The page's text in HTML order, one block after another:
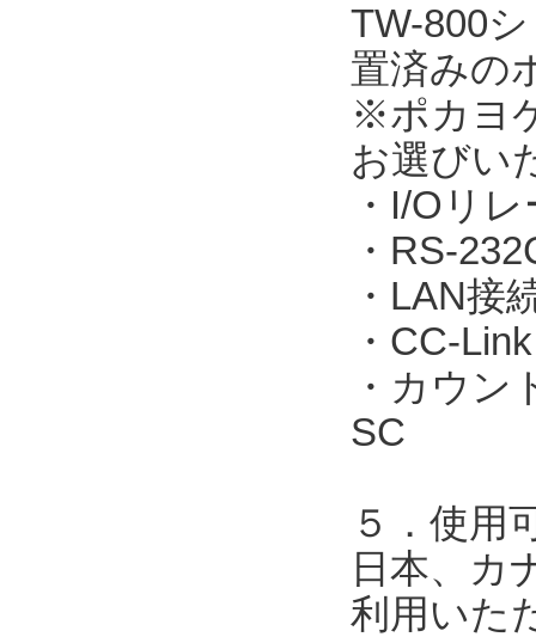
TW-800
置済みの
※ポカヨ
お選びい
・I/Oリ
・RS-
・LAN接
・CC-
・カウン
SC
５．使用
日本、カ
利用いた